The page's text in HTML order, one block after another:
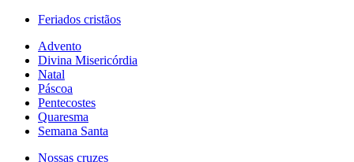
Feriados cristãos
Advento
Divina Misericórdia
Natal
Páscoa
Pentecostes
Quaresma
Semana Santa
Nossas cruzes